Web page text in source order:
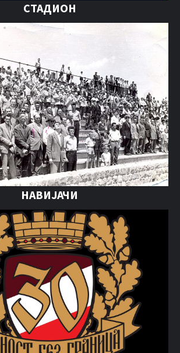
СТАДИОН
НАВИЈАЧИ